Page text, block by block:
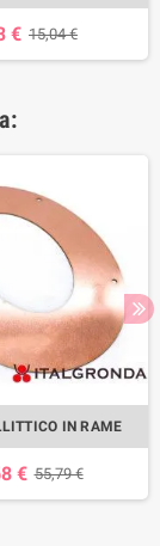
€ 15,04 €
IN RAME
€ 55,79 €